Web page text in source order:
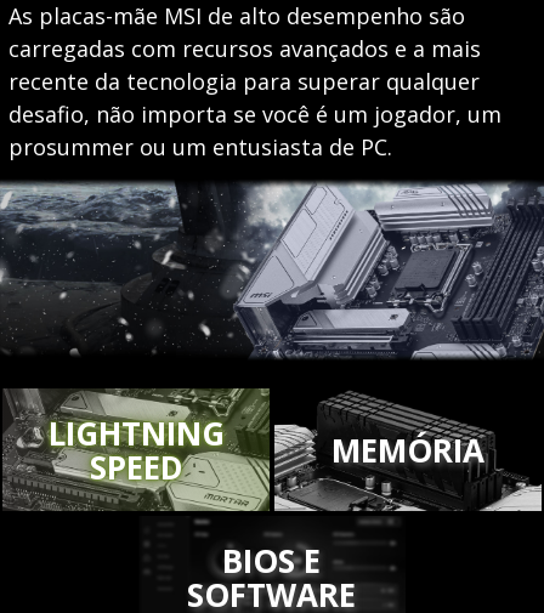
As placas-mãe MSI de alto desempenho são
carregadas com recursos avançados e a mais
recente da tecnologia para superar qualquer
desafio, não importa se você é um jogador, um
prosummer ou um entusiasta de PC.
LIGHTNING
SPEED MEMÓRIA
BIOS E
SOFTWARE